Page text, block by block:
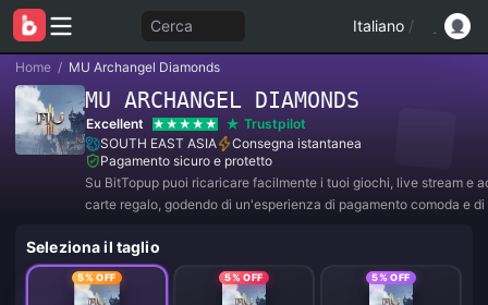
Cerca Italiano /
Home / MU Archangel Diamonds
MU ARCHANGEL DIAMONDS
Excellent
Trustpilot
SOUTH EAST ASIA
Consegna istantanea
Pagamento sicuro e protetto
Su BitTopup puoi ricaricare facilmente i tuoi giochi, live stream e
carte regalo, godendo di un'esperienza di pagamento comoda e
Seleziona il taglio
5% OFF 5% OFF 5% OFF